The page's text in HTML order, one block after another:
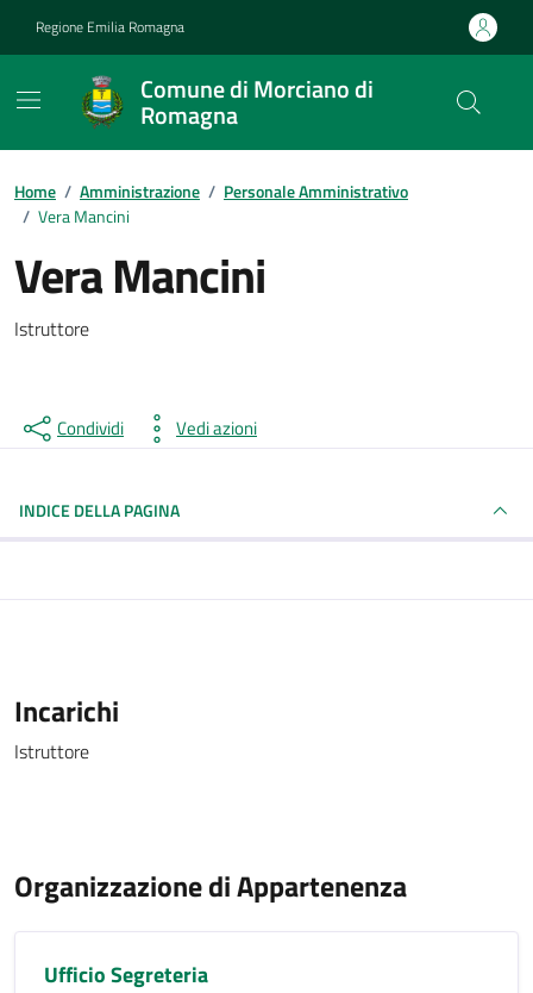
Regione Emilia Romagna
Comune di Morciano di
Romagna
Contenuti in evidenza
Home / Amministrazione / Personale Amministrativo
/ Vera Mancini
Vera Mancini
Istruttore
Condividi Vedi azioni
INDICE DELLA PAGINA
Incarichi
Istruttore
Organizzazione di Appartenenza
Ufficio Segreteria